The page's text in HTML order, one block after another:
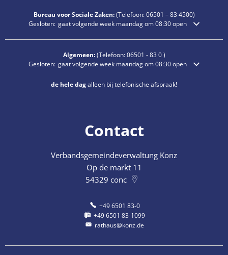
Bureau voor Sociale Zaken:(Telefoon:06501 – 834500)
Klik om extra openings- of sluitingstijden te verbergen
Gesloten: gaat volgende week maandag om 08:30 open
Algemeen:(Telefoon:06501 - 83 0)
Klik om extra openings- of sluitingstijden te verbergen
Gesloten: gaat volgende week maandag om 08:30 open
de hele dagalleen bij telefonische afspraak!
Contact
Verbandsgemeindeverwaltung Konz
Op de markt 11
54329 conc
+49 6501 83-0
+49 6501 83-1099
rathaus@konz.de